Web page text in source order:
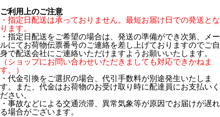
ご利用上のご注意
・指定日配送は承っておりません。最短お届け日での発送とな
ります。
・指定日配送をご希望の場合は、発送の準備ができ次第、メー
ルにてお荷物伝票番号のご連絡を差し上げておりますのでご自
身で配送会社にご連絡いただけますようお願いいたします。
（ショップにお問い合わせいただきましても対応できかねま
す。）
・代金引換をご選択の場合、代引手数料が別途発生いたしま
す。また、代金はお荷物のお受け取り時に配達員にお支払いく
ださい。
・事故などによる交通渋滞、異常気象等が原因でお届けが遅れ
る場合がございます。